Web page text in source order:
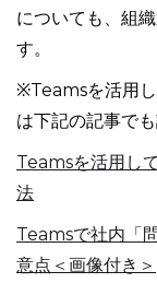
についても、組
す。
※Teamsを活用
は下記の記事で
Teamsを活用し
法
Teamsで社内「
意点＜画像付き＞